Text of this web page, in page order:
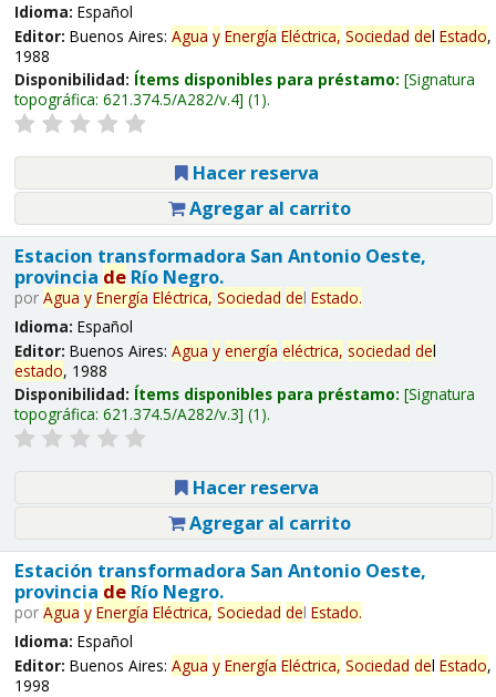
Idioma: Español
Editor: Buenos Aires: Agua y Energía Eléctrica, Sociedad del Estado,
1988
Disponibilidad: Ítems disponibles para préstamo: Signatura
topográfica: 621.374.5/A282/v.4 (1).
Hacer reserva
Agregar al carrito
Estacion transformadora San Antonio Oeste,
provincia deRío Negro.
por Agua y Energía Eléctrica, Sociedad del Estado.
Idioma: Español
Editor: Buenos Aires: Agua y energía eléctrica, sociedad del
estado, 1988
Disponibilidad: Ítems disponibles para préstamo: Signatura
topográfica: 621.374.5/A282/v.3 (1).
Hacer reserva
Agregar al carrito
Estación transformadora San Antonio Oeste,
provincia deRío Negro.
por Agua y Energía Eléctrica, Sociedad del Estado.
Idioma: Español
Editor: Buenos Aires: Agua y Energía Eléctrica, Sociedad del Estado,
1998